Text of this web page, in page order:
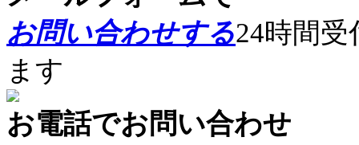
お問い合わせする24時間
ます
お電話でお問い合わせ